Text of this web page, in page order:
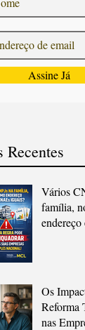
Assine Já
Recentes
Vários
família,
as suas
Simples
Os
Reforma
nas